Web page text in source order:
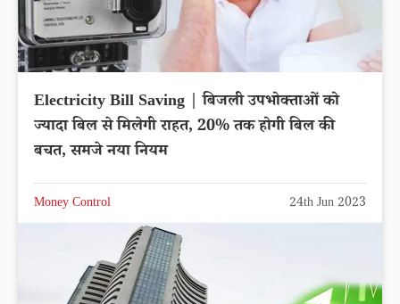
Electricity Bill Saving | बिजली उपभोक्ताओं को
ज्यादा बिल से मिलेगी राहत, 20% तक होगी बिल की
बचत, समजे नया नियम
Money Control 24th Jun 2023